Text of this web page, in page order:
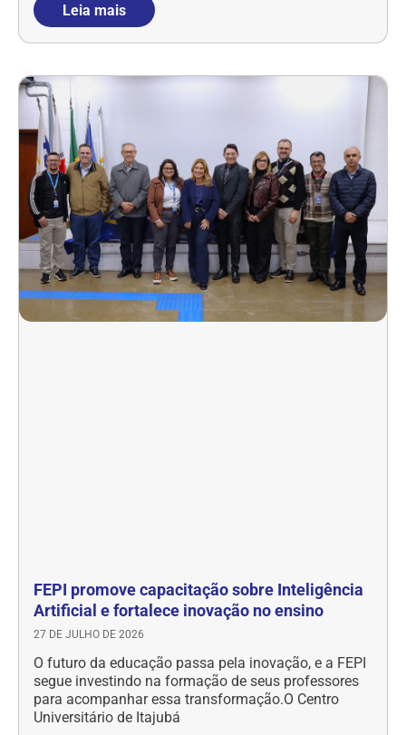
Leia mais
FEPI promove capacitação sobre Inteligência
Artificial e fortalece inovação no ensino
27 DE JULHO DE 2026
O futuro da educação passa pela inovação, e a FEPI
segue investindo na formação de seus professores
para acompanhar essa transformação.O Centro
Universitário de Itajubá